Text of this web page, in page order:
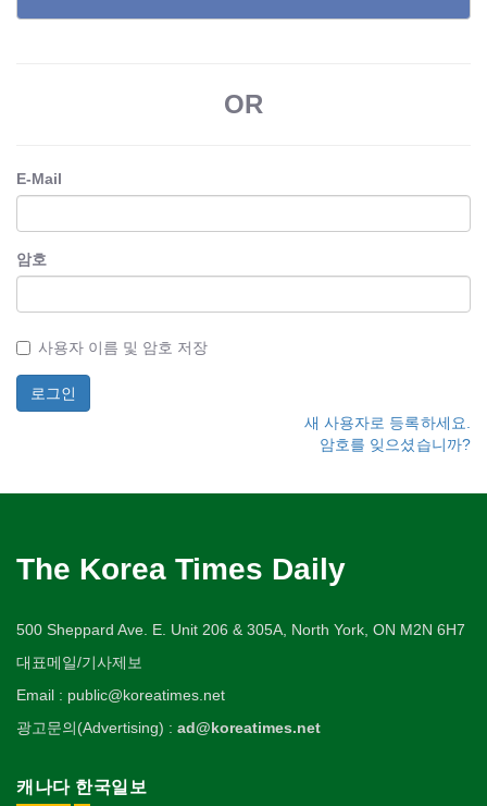
OR
E-Mail
암호
사용자 이름 및 암호 저장
새 사용자로 등록하세요.
암호를 잊으셨습니까?
The Korea Times Daily
500 Sheppard Ave. E. Unit 206 & 305A, North York, ON M2N 6H7
대표메일/기사제보
Email : public@koreatimes.net
광고문의(Advertising) : ad@koreatimes.net
캐나다 한국일보